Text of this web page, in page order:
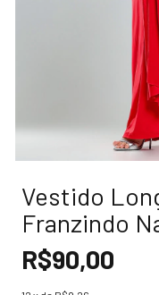
Vestido
Franzindo
R$90,00